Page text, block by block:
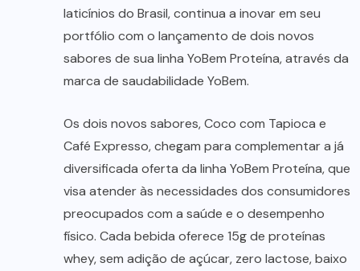
laticínios do Brasil, continua a inovar em seu
portfólio com o lançamento de dois novos
sabores de sua linha YoBem Proteína, através da
marca de saudabilidade YoBem.
Os dois novos sabores, Coco com Tapioca e
Café Expresso, chegam para complementar a já
diversificada oferta da linha YoBem Proteína, que
visa atender às necessidades dos consumidores
preocupados com a saúde e o desempenho
físico. Cada bebida oferece 15g de proteínas
whey, sem adição de açúcar, zero lactose, baixo